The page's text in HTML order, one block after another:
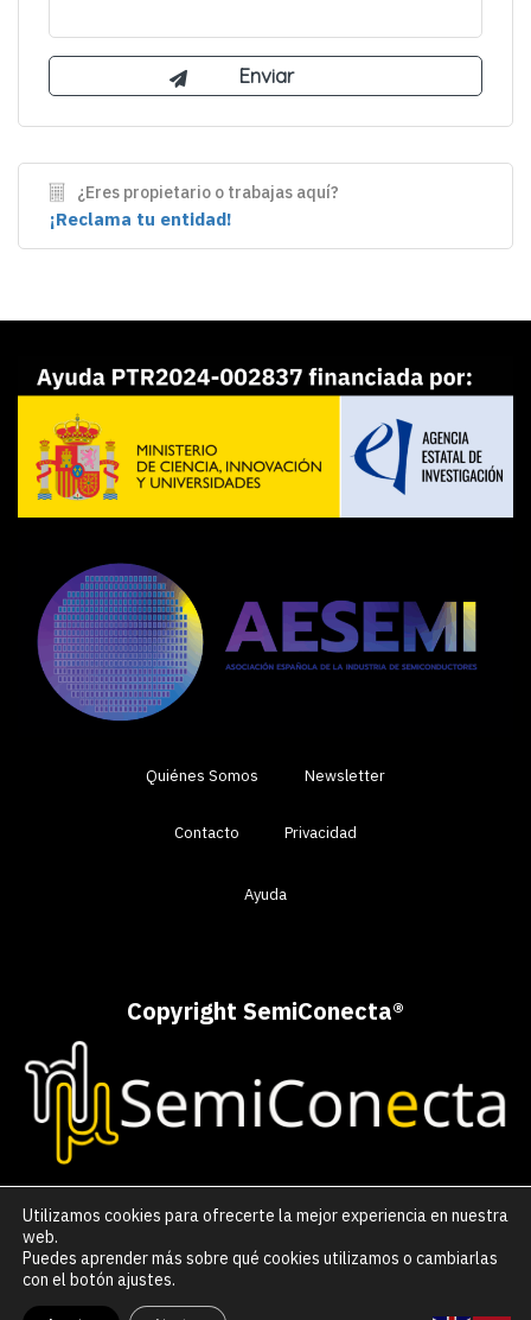
¿Eres propietario o trabajas aquí?
¡Reclama tu entidad!
Quiénes Somos Newsletter
Contacto Privacidad
Ayuda
Copyright SemiConecta®
Utilizamos cookies para ofrecerte la mejor experiencia en nuestra
web.
Puedes aprender más sobre qué cookies utilizamos o cambiarlas
con el botón ajustes.